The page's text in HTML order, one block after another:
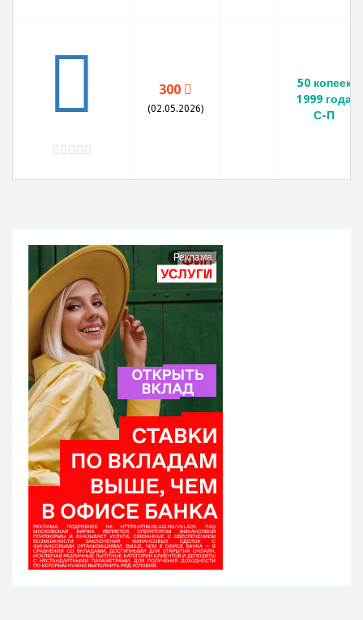
300
(02.05.2026)
50 копеек
1999 года
С-П
Реклама